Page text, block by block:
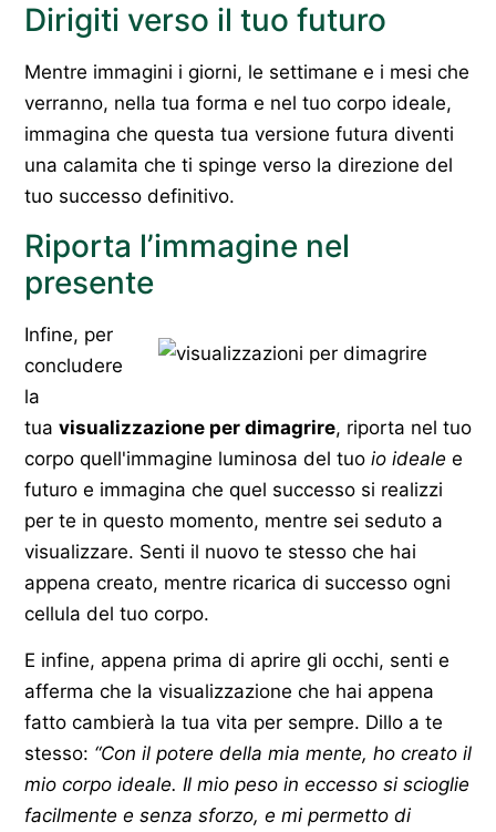
Dirigiti verso il tuo futuro
Mentre immagini i giorni, le settimane e i mesi che
verranno, nella tua forma e nel tuo corpo ideale,
immagina che questa tua versione futura diventi
una calamita che ti spinge verso la direzione del
tuo successo definitivo.
Riporta l’immagine nel
presente
Infine, per
concludere
la
tua visualizzazione per dimagrire, riporta nel tuo
corpo quell'immagine luminosa del tuo io ideale e
futuro e immagina che quel successo si realizzi
per te in questo momento, mentre sei seduto a
visualizzare. Senti il nuovo te stesso che hai
appena creato, mentre ricarica di successo ogni
cellula del tuo corpo.
E infine, appena prima di aprire gli occhi, senti e
afferma che la visualizzazione che hai appena
fatto cambierà la tua vita per sempre. Dillo a te
stesso: “Con il potere della mia mente, ho creato il
mio corpo ideale. Il mio peso in eccesso si scioglie
facilmente e senza sforzo, e mi permetto di